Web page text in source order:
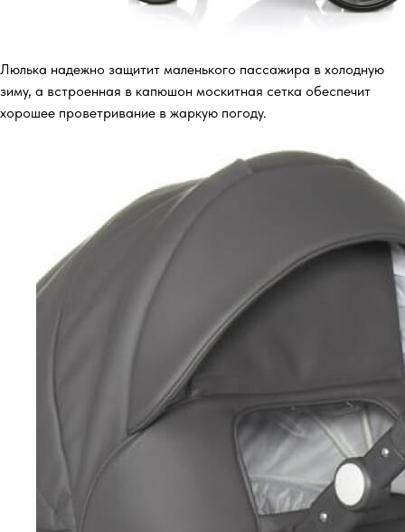
Люлька надежно защитит маленького пассажира в холодную
зиму, а встроенная в капюшон москитная сетка обеспечит
хорошее проветривание в жаркую погоду.